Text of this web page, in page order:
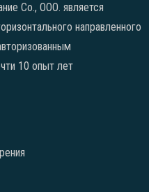
Co., ООО. является
направленного
10 опыт лет